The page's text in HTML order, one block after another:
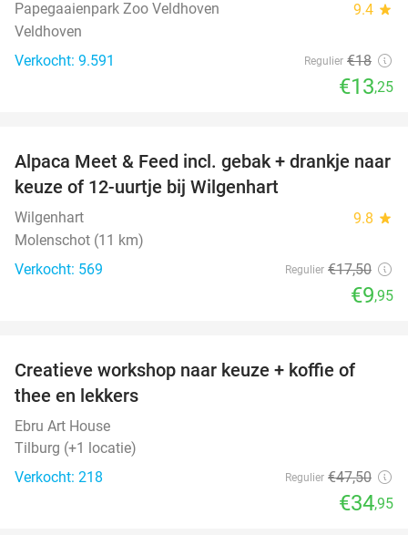
Papegaaienpark Zoo Veldhoven 9.4 star
Veldhoven
Verkocht: 9.591
Regulier €18
€13,25
43%
Alpaca Meet & Feed incl. gebak + drankje naar
keuze of 12-uurtje bij Wilgenhart
Wilgenhart 9.8 star
Molenschot (11 km)
Verkocht: 569
Regulier €17,50
€9,95
26%
Creatieve workshop naar keuze + koffie of
thee en lekkers
Ebru Art House
Tilburg (+1 locatie)
Verkocht: 218
Regulier €47,50
€34,95